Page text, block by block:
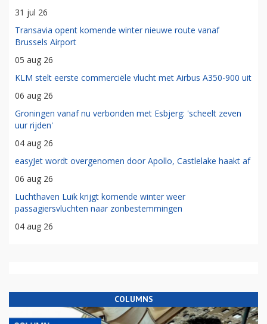
31 jul 26
Transavia opent komende winter nieuwe route vanaf
Brussels Airport
05 aug 26
KLM stelt eerste commerciële vlucht met Airbus A350-900 uit
06 aug 26
Groningen vanaf nu verbonden met Esbjerg: 'scheelt zeven
uur rijden'
04 aug 26
easyJet wordt overgenomen door Apollo, Castlelake haakt af
06 aug 26
Luchthaven Luik krijgt komende winter weer
passagiersvluchten naar zonbestemmingen
04 aug 26
COLUMNS